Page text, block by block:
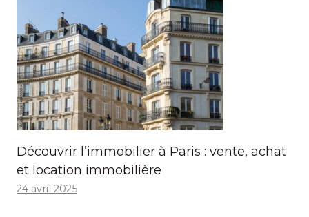
Découvrir l’immobilier à Paris : vente, achat
et location immobilière
24 avril 2025